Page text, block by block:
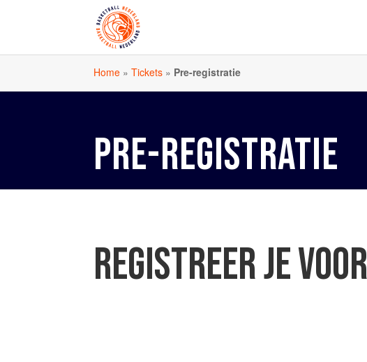
Home »Tickets » Pre-registratie
PRE-REGISTRATIE
REGISTREER JE